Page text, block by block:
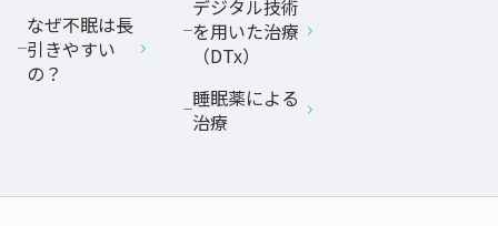
なぜ不眠は長
引きやすい
の？
デジタル技術
を用いた治療
（DTx）
睡眠薬による
治療